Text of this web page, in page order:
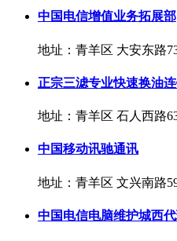
中国电信增值业务拓展部
地址：青羊区 大安东路
正宗三滤专业快速换油
地址：青羊区 石人西路
中国移动讯驰通讯
地址：青羊区 文兴南路
中国电信电脑维护城西